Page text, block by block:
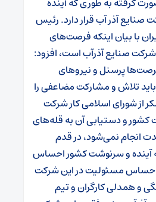
آذر آب قرار دارد. رئیس
با بیان اینکه فرصت‌های
صنایع آذرآب است، افزود:
پرسنل و نیروهای
تلاش و مشارکت مضاعفی را
از شورای اسلامی کار شرکت
کشور و دستیابی آن به قله‌های
انجام نمی‌شود، در قدم
آینده و سرنوشت کشور احساس
مسئولیت در این شرکت
و همدلی کارگران و تیم